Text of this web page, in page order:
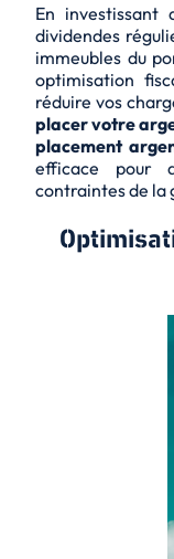
En investissant
dividendes
immeubles du
optimisation
réduire vos
placer votre
placement
efficace pour
contraintes de la